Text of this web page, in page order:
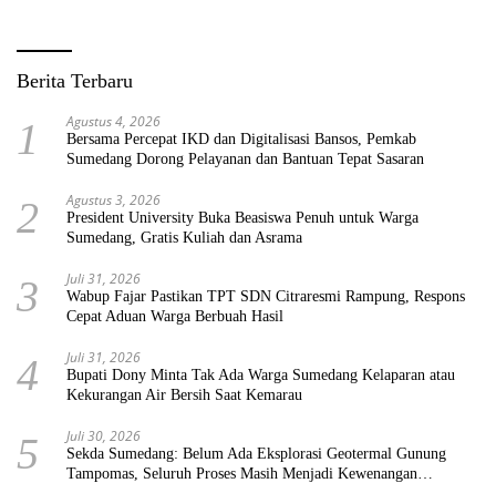
Berita Terbaru
1 Agustus 4, 2026
Bersama Percepat IKD dan Digitalisasi Bansos, Pemkab
Sumedang Dorong Pelayanan dan Bantuan Tepat Sasaran
2 Agustus 3, 2026
President University Buka Beasiswa Penuh untuk Warga
Sumedang, Gratis Kuliah dan Asrama
3 Juli 31, 2026
Wabup Fajar Pastikan TPT SDN Citraresmi Rampung, Respons
Cepat Aduan Warga Berbuah Hasil
4 Juli 31, 2026
Bupati Dony Minta Tak Ada Warga Sumedang Kelaparan atau
Kekurangan Air Bersih Saat Kemarau
5 Juli 30, 2026
Sekda Sumedang: Belum Ada Eksplorasi Geotermal Gunung
Tampomas, Seluruh Proses Masih Menjadi Kewenangan